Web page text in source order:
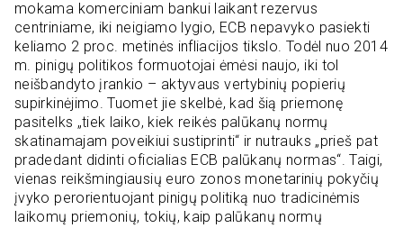
mokama komerciniam bankui laikant rezervus
centriniame, iki neigiamo lygio, ECB nepavyko pasiekti
keliamo 2 proc. metinės infliacijos tikslo. Todėl nuo 2014
m. pinigų politikos formuotojai ėmėsi naujo, iki tol
neišbandyto įrankio – aktyvaus vertybinių popierių
supirkinėjimo. Tuomet jie skelbė, kad šią priemonę
pasitelks „tiek laiko, kiek reikės palūkanų normų
skatinamajam poveikiui sustiprinti“ ir nutrauks „prieš pat
pradedant didinti oficialias ECB palūkanų normas“. Taigi,
vienas reikšmingiausių euro zonos monetarinių pokyčių
įvyko perorientuojant pinigų politiką nuo tradicinėmis
laikomų priemonių, tokių, kaip palūkanų normų